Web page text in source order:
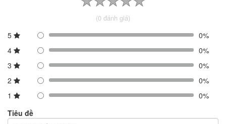
(0 đánh giá)
5
0%
4
0%
3
0%
2
0%
1
0%
Tiêu đề